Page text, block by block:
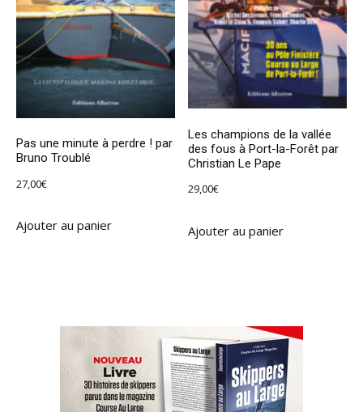
Pas une minute à perdre ! par
Bruno Troublé
27,00€
Ajouter au panier
Les champions de la vallée
des fous à Port-la-Forêt par
Christian Le Pape
29,00€
Ajouter au panier